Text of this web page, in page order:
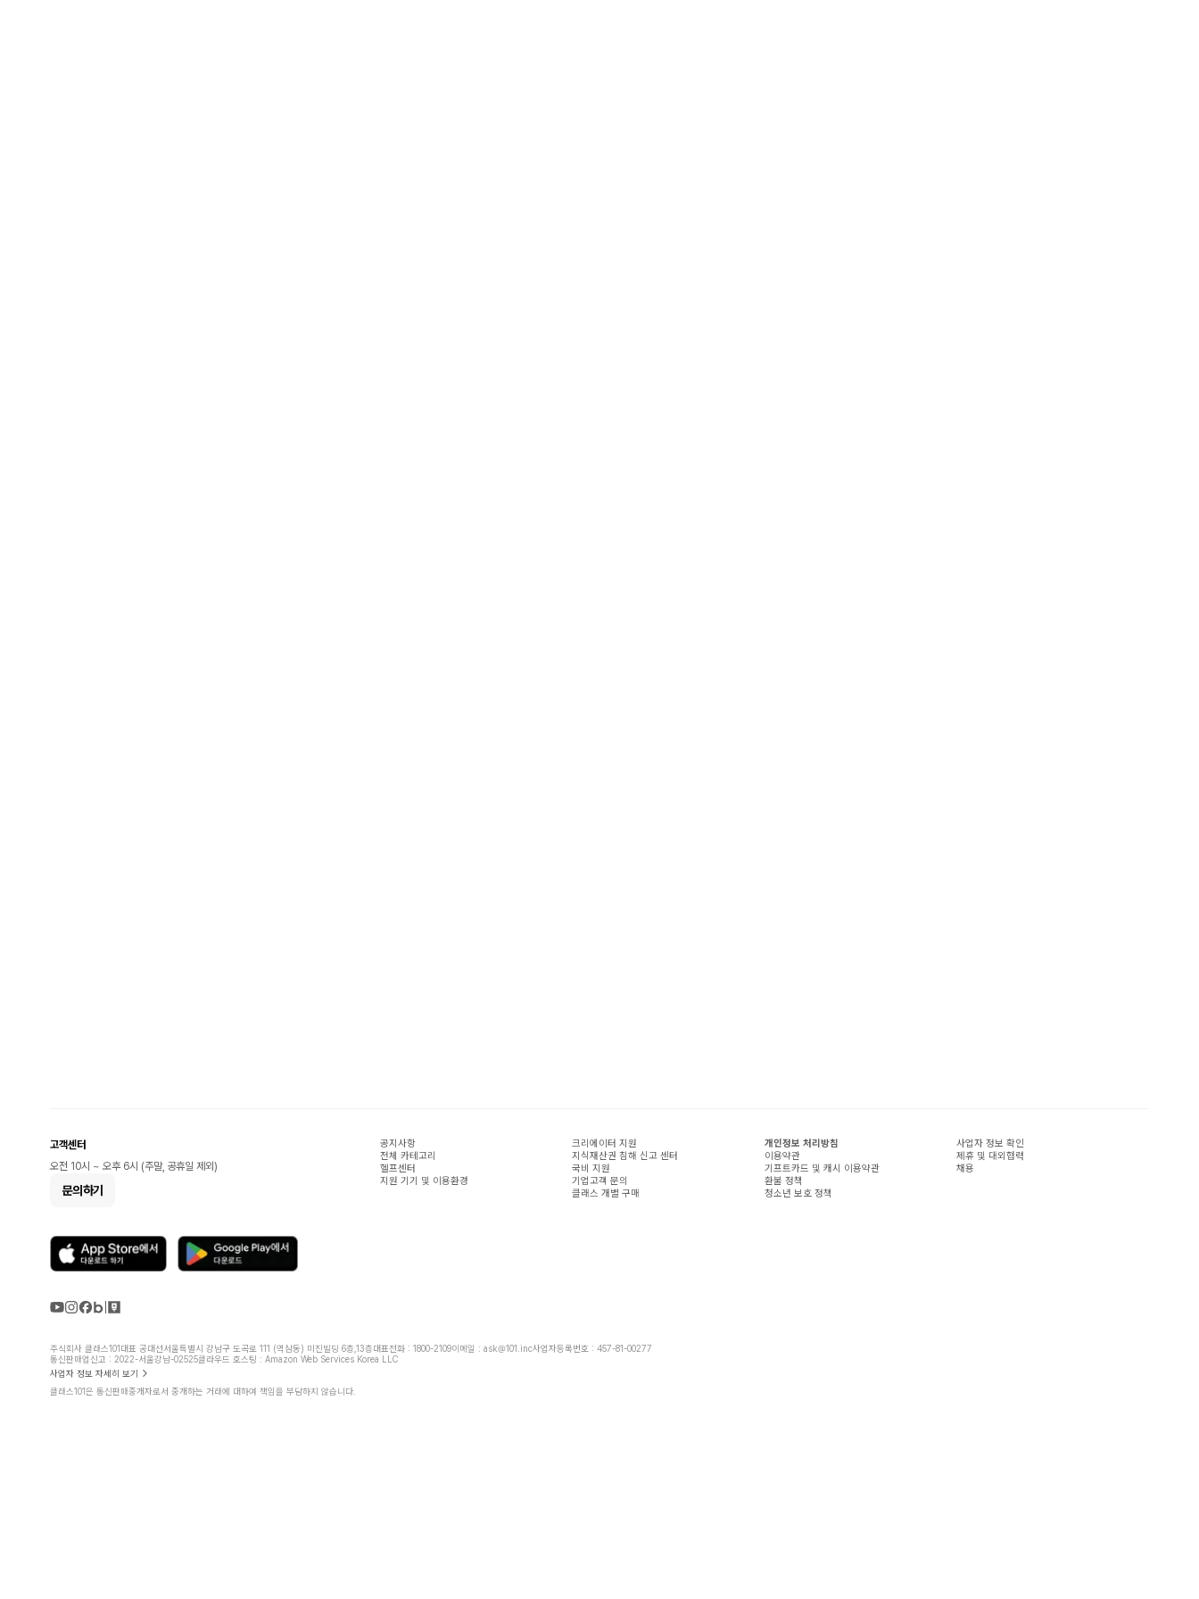
고객센터
오전 10시 ~ 오후 6시 (주말, 공휴일 제외)
문의하기
공지사항
전체 카테고리
헬프센터
지원 기기 및 이용환경
크리에이터 지원
지식재산권 침해 신고 센터
국비 지원
기업고객 문의
클래스 개별 구매
개인정보 처리방침
이용약관
기프트카드 및 캐시 이용약관
환불 정책
청소년 보호 정책
사업자 정보 확인
제휴 및 대외협력
채용
주식회사 클래스101대표 공대선서울특별시 강남구 도곡로 111 (역삼동) 미진빌딩 6층,13층대표전화 : 1800-2109이메일 : ask@101.inc사업자등록번호 : 457-81-00277
통신판매업신고 : 2022-서울강남-02525클라우드 호스팅 : Amazon Web Services Korea LLC
사업자 정보 자세히 보기
클래스101은 통신판매중개자로서 중개하는 거래에 대하여 책임을 부담하지 않습니다.